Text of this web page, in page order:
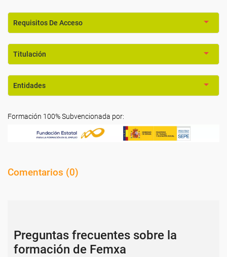
Requisitos De Acceso
Titulación
Entidades
Formación 100% Subvencionada por:
Comentarios (0)
Preguntas frecuentes sobre la
formación de Femxa